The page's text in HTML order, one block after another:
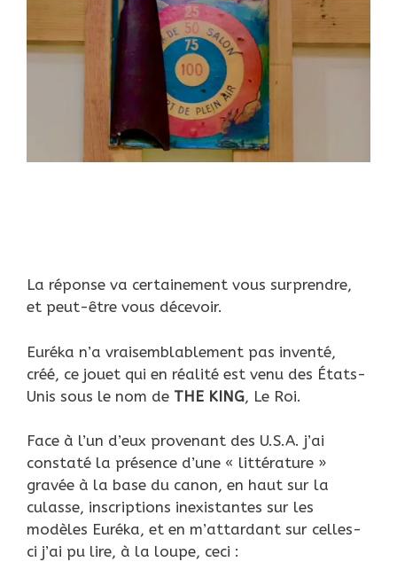
La réponse va certainement vous surprendre,
et peut-être vous décevoir.
Euréka n’a vraisemblablement pas inventé,
créé, ce jouet qui en réalité est venu des États-
Unis sous le nom de THE KING, Le Roi.
Face à l’un d’eux provenant des U.S.A. j’ai
constaté la présence d’une « littérature »
gravée à la base du canon, en haut sur la
culasse, inscriptions inexistantes sur les
modèles Euréka, et en m’attardant sur celles-
ci j’ai pu lire, à la loupe, ceci :